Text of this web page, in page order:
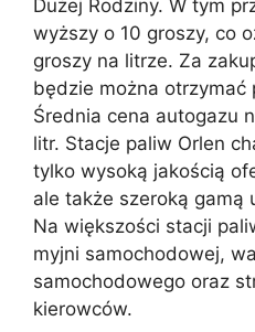
Dużej Rodziny. W tym
wyższy o 10 groszy, co
groszy na litrze. Za
będzie można otrzymać
Średnia cena autogazu
litr. Stacje paliw Orlen
tylko wysoką jakością
ale także szeroką gamą
Na większości stacji
myjni samochodowej,
samochodowego oraz
kierowców.